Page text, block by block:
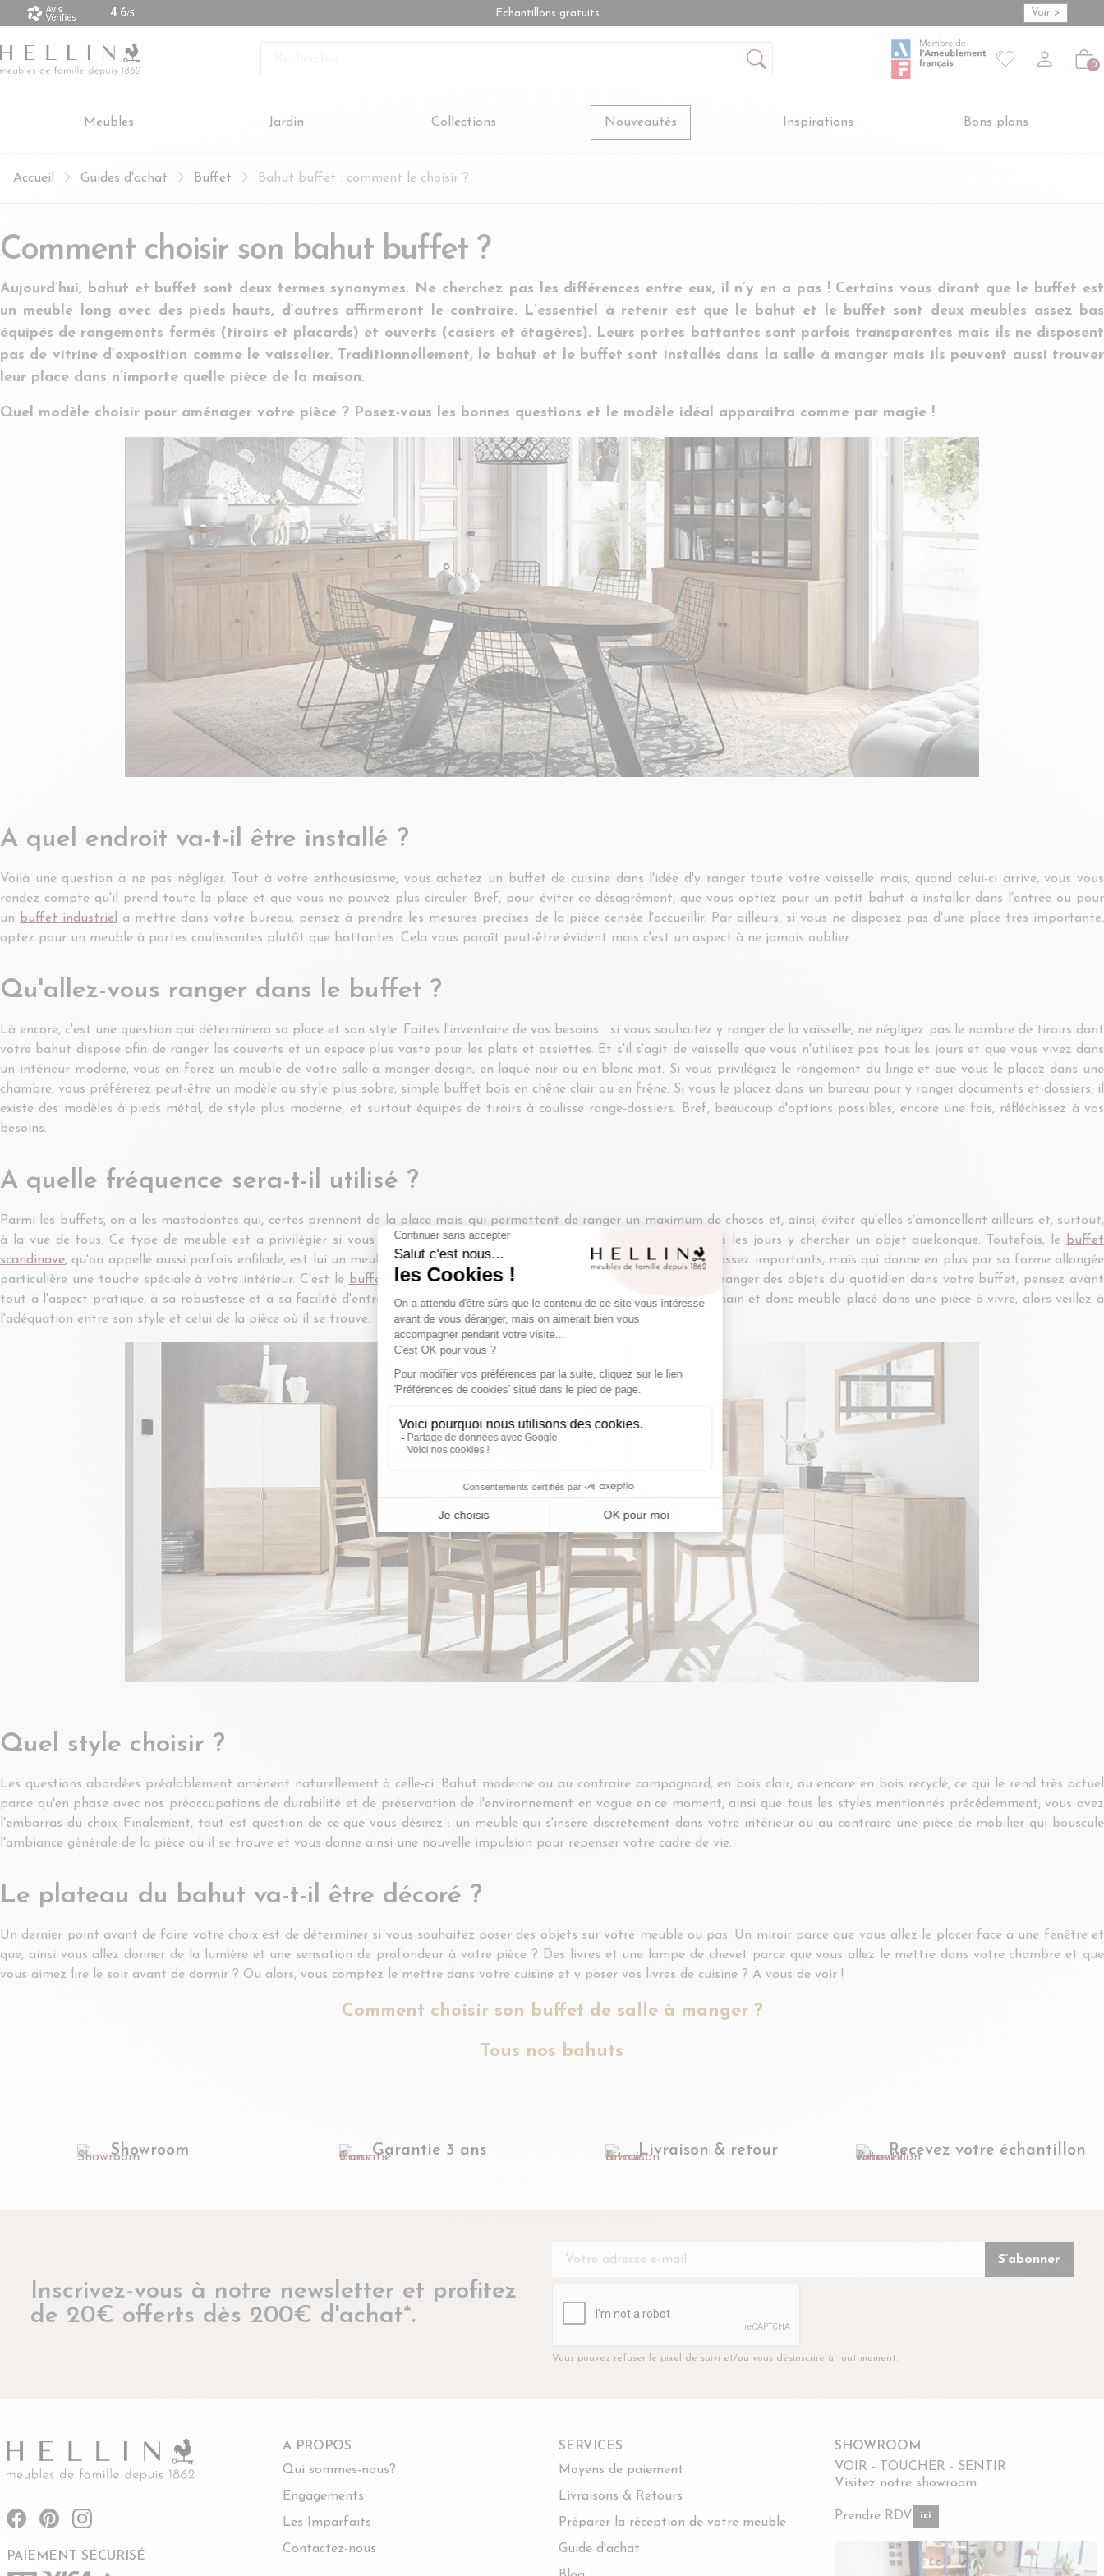
sont made in Europe Echantillons gratuits Voir >
Votre liste de
Créer
Mon compte
S'inscrire
Connexion 0
Meubles Jardin Collections Nouveautés Inspirations Bons plans
Accueil Guides d'achat Buffet Bahut buffet : comment le choisir ?
Comment choisir son bahut buffet ?
Aujourd’hui, bahut et buffet sont deux termes synonymes. Ne cherchez pas les différences entre eux, il n’y en a pas ! Certains vous diront que le buffet est
un meuble long avec des pieds hauts, d’autres affirmeront le contraire. L’essentiel à retenir est que le bahut et le buffet sont deux meubles assez bas
équipés de rangements fermés (tiroirs et placards) et ouverts (casiers et étagères). Leurs portes battantes sont parfois transparentes mais ils ne disposent
pas de vitrine d’exposition comme le vaisselier. Traditionnellement, le bahut et le buffet sont installés dans la salle à manger mais ils peuvent aussi trouver
leur place dans n’importe quelle pièce de la maison.
Quel modèle choisir pour aménager votre pièce ? Posez-vous les bonnes questions et le modèle idéal apparaitra comme par magie !
A quel endroit va-t-il être installé ?
Voilà une question à ne pas négliger. Tout à votre enthousiasme, vous achetez un buffet de cuisine dans l'idée d'y ranger toute votre vaisselle mais, quand celui-ci arrive, vous vous
rendez compte qu'il prend toute la place et que vous ne pouvez plus circuler. Bref, pour éviter ce désagrément, que vous optiez pour un petit bahut à installer dans l'entrée ou pour
un
buffet industriel
à mettre dans votre bureau, pensez à prendre les mesures précises de la pièce censée l'accueillir. Par ailleurs, si vous ne disposez pas d'une place très importante,
optez pour un meuble à portes coulissantes plutôt que battantes. Cela vous paraît peut-être évident mais c'est un aspect à ne jamais oublier.
Qu'allez-vous ranger dans le buffet ?
Là encore, c'est une question qui déterminera sa place et son style. Faites l'inventaire de vos besoins : si vous souhaitez y ranger de la vaisselle, ne négligez pas le nombre de tiroirs dont
votre bahut dispose afin de ranger les couverts et un espace plus vaste pour les plats et assiettes. Et s'il s'agit de vaisselle que vous n'utilisez pas tous les jours et que vous vivez dans
un intérieur moderne, vous en ferez un meuble de votre salle à manger design, en laqué noir ou en blanc mat. Si vous privilégiez le rangement du linge et que vous le placez dans une
chambre, vous préférerez peut-être un modèle au style plus sobre, simple buffet bois en chêne clair ou en frêne. Si vous le placez dans un bureau pour y ranger documents et dossiers, il
existe des modèles à pieds métal, de style plus moderne, et surtout équipés de tiroirs à coulisse range-dossiers. Bref, beaucoup d'options possibles, encore une fois, réfléchissez à vos
besoins.
A quelle fréquence sera-t-il utilisé ?
Parmi les buffets, on a les mastodontes qui, certes prennent de la place mais qui permettent de ranger un maximum de choses et, ainsi, éviter qu'elles s’amoncellent ailleurs et, surtout,
à la vue de tous. Ce type de meuble est à privilégier si vous avez de l'espace et que vous ne comptez pas venir tous les jours y chercher un objet quelconque. Toutefois, le
buffet
scandinave, qu'on appelle aussi parfois enfilade, est lui un meuble à la fois pratique, qui permet de ranger des volumes assez importants, mais qui donne en plus par sa forme allongée
particulière une touche spéciale à votre intérieur. C'est le buffet vintagepar excellence ! Enfin, si le but premier est de ranger des objets du quotidien dans votre buffet, pensez avant
tout à l'aspect pratique, à sa robustesse et à sa facilité d'entretien. Et, qui dit usage quotidien dit objets à portée de main et donc meuble placé dans une pièce à vivre, alors veillez à
l'adéquation entre son style et celui de la pièce où il se trouve.
Quel style choisir ?
Les questions abordées préalablement amènent naturellement à celle-ci. Bahut moderne ou au contraire campagnard, en bois clair, ou encore en bois recyclé, ce qui le rend très actuel
parce qu'en phase avec nos préoccupations de durabilité et de préservation de l'environnement en vogue en ce moment, ainsi que tous les styles mentionnés précédemment, vous avez
l'embarras du choix. Finalement, tout est question de ce que vous désirez : un meuble qui s'insère discrètement dans votre intérieur ou au contraire une pièce de mobilier qui bouscule
l'ambiance générale de la pièce où il se trouve et vous donne ainsi une nouvelle impulsion pour repenser votre cadre de vie.
Le plateau du bahut va-t-il être décoré ?
Un dernier point avant de faire votre choix est de déterminer si vous souhaitez poser des objets sur votre meuble ou pas. Un miroir parce que vous allez le placer face à une fenêtre et
que, ainsi vous allez donner de la lumière et une sensation de profondeur à votre pièce ? Des livres et une lampe de chevet parce que vous allez le mettre dans votre chambre et que
vous aimez lire le soir avant de dormir ? Ou alors, vous comptez le mettre dans votre cuisine et y poser vos livres de cuisine ? À vous de voir !
Comment choisir son buffet de salle à manger ?
Tous nos bahuts
Showroom Garantie 3 ans Livraison & retour Recevez votre échantillon
Inscrivez-vous à notre newsletter et profitez
de 20€ offerts dès 200€ d'achat*.
Vous pouvez refuser le pixel de suivi et/ou vous désinscrire à tout moment.
PAIEMENT SÉCURISÉ
A PROPOS
Qui sommes-nous?
Engagements
Les Imparfaits
Contactez-nous
SERVICES
Moyens de paiement
Livraisons & Retours
Préparer la réception de votre meuble
Guide d'achat
SHOWROOM
VOIR - TOUCHER - SENTIR
Visitez notre showroom
Prendre RDV ici